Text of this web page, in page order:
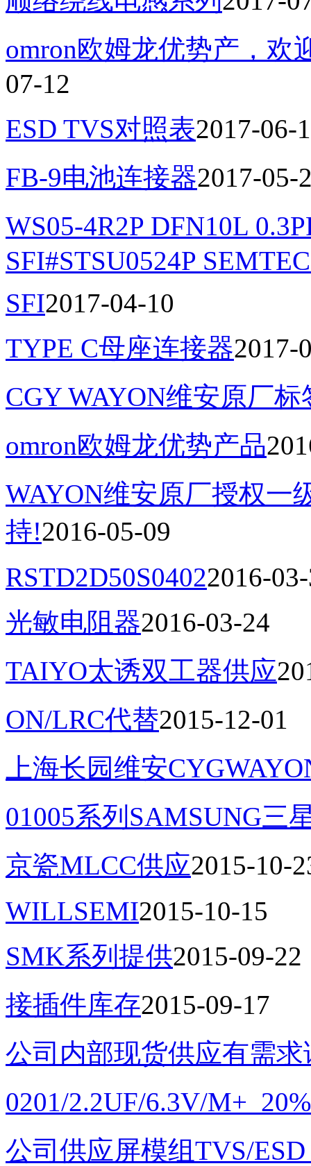
omron欧姆龙优势产，欢
07-12
ESD TVS对照表2017-06-
FB-9电池连接器2017-05-
WS05-4R2P DFN10L
SFI#STSU0524P
SFI2017-04-10
TYPE C母座连接器2017-
CGY WAYON维安原厂
omron欧姆龙优势产品
WAYON维安原厂授权一
持!2016-05-09
RSTD2D50S04022016-
光敏电阻器2016-03-24
TAIYO太诱双工器供应
ON/LRC代替2015-12-01
上海长园维安
01005系列SAMSUNG三
京瓷MLCC供应2015-10-
WILLSEMI2015-10-15
SMK系列提供2015-09-22
接插件库存2015-09-17
公司内部现货供应有需求
0201/2.2UF/6.3V/
公司供应屏模组TVS/